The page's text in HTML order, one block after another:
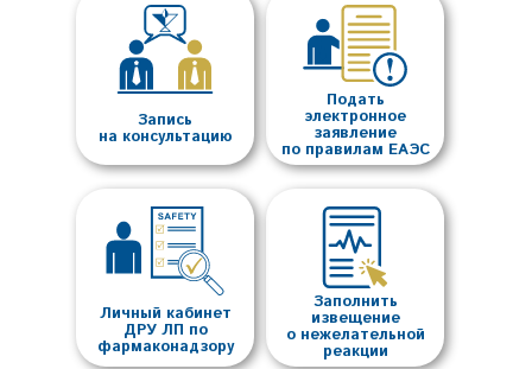
Запись
на консультацию
Подать
электронное
заявление
по правилам ЕАЭС
Личный кабинет
ДРУ ЛП по
фармаконадзору
Заполнить
извещение
о нежелательной
реакции